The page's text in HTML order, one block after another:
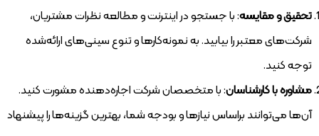
تحقیق و مقایسه: با جستجو در اینترنت و مطالعه نظرات مشتریان،
شرکت‌های معتبر را بیابید. به نمونه‌کارها و تنوع سینی‌های ارائه‌شده
توجه کنید.
مشاوره با کارشناسان: با متخصصان شرکت اجاره‌دهنده مشورت کنید.
آن‌ها می‌توانند براساس نیازها و بودجه شما، بهترین گزینه‌ها را پیشنهاد